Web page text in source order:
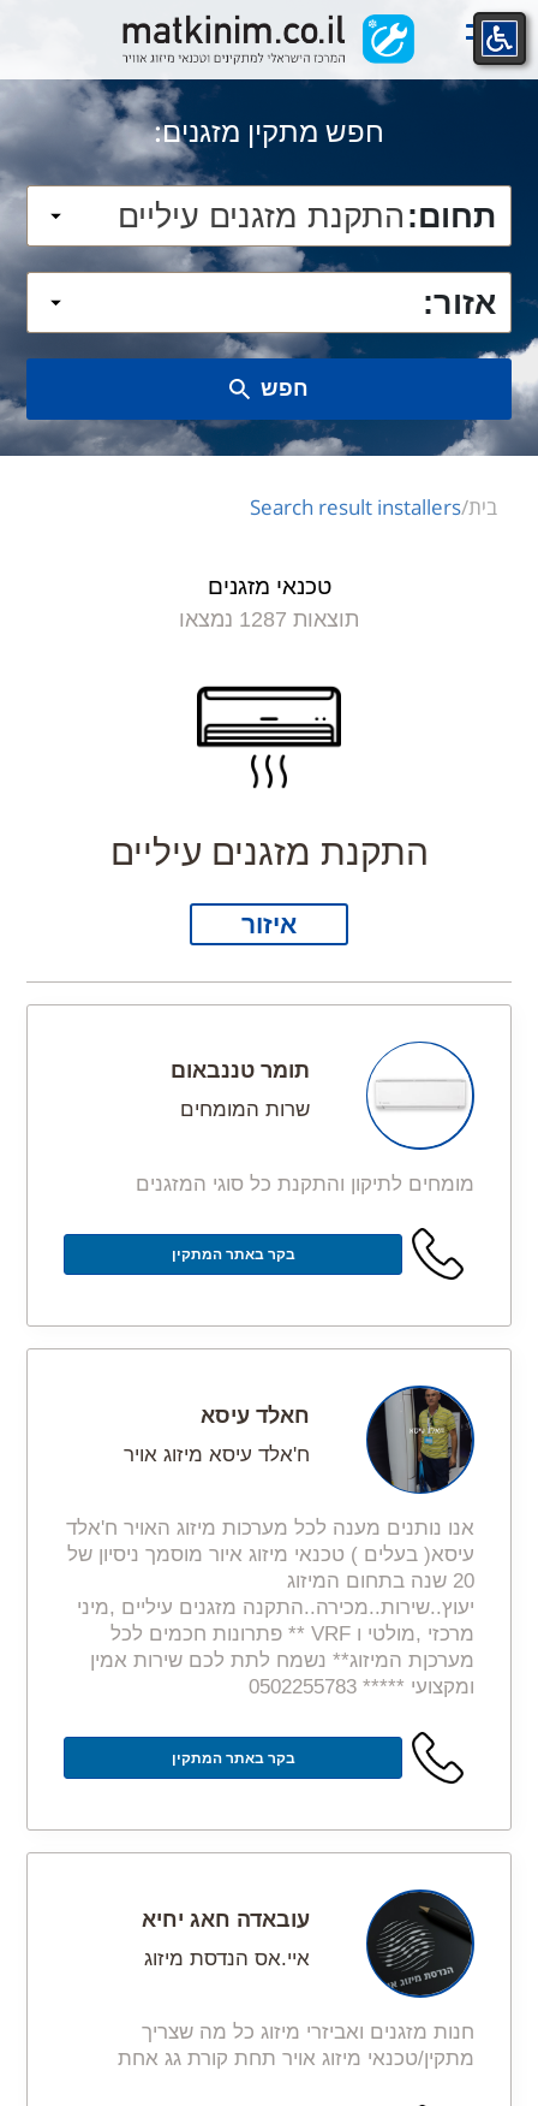
חפש מתקין מזגנים:
תחום:
אזור:
חפש
בית/
Search result installers
טכנאי מזגנים
תוצאות 1287 נמצאו
התקנת מזגנים עיליים
איזור
תומר טננבאום
שרות המומחים
מומחים לתיקון והתקנת כל סוגי המזגנים
בקר באתר המתקין
חאלד עיסא
ח'אלד עיסא מיזוג אויר
אנו נותנים מענה לכל מערכות מיזוג האויר ח'אלד
עיסא( בעלים ) טכנאי מיזוג איור מוסמך ניסיון של
20 שנה בתחום המיזוג
יעוץ..שירות..מכירה..התקנה מזגנים עיליים ,מיני
מרכזי ,מולטי ו VRF ** פתרונות חכמים לכל
מערכןת המיזוג** נשמח לתת לכם שירות אמין
ומקצועי ***** 0502255783
בקר באתר המתקין
עובאדה חאג יחיא
איי.אס הנדסת מיזוג
חנות מזגנים ואביזרי מיזוג כל מה שצריך
מתקין/טכנאי מיזוג אויר תחת קורת גג אחת